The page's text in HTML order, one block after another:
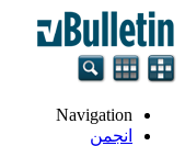
Navigation
انجمن